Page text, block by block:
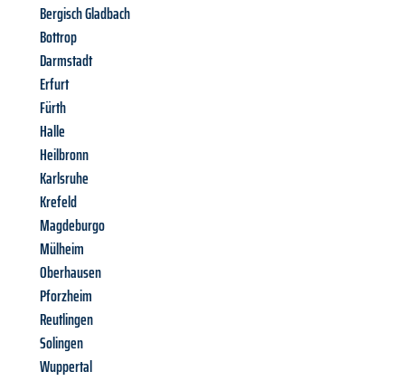
Bergisch Gladbach
Bottrop
Darmstadt
Erfurt
Fürth
Halle
Heilbronn
Karlsruhe
Krefeld
Magdeburgo
Mülheim
Oberhausen
Pforzheim
Reutlingen
Solingen
Wuppertal